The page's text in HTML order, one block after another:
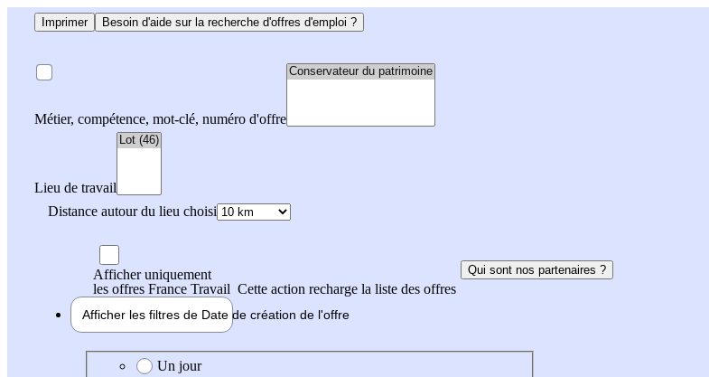
Imprimer Besoin d'aide sur la recherche d'offres d'emploi ?
Métier, compétence, mot-clé, numéro d'offre
Lieu de travail
Distance autour du lieu choisi
Afficher uniquement
les offres France Travail Cette action recharge la liste des offres
Qui sont nos partenaires ?
Afficher les filtres de Date de création de l'offre
Date de création de l'offre
Un jour